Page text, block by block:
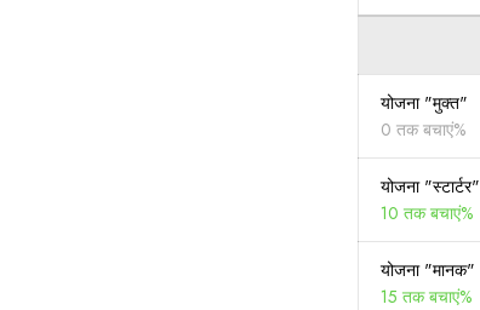
योजना "मुक्त"
0 तक बचाएं%
योजना "स्टार्टर"
10 तक बचाएं%
योजना "मानक"
15 तक बचाएं%